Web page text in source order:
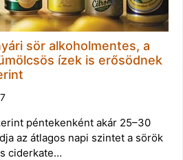
sör alkoholmentes, a
ízek is erősödnek
péntekenként akár 25–30
az átlagos napi szintet a sörök
ciderkate…